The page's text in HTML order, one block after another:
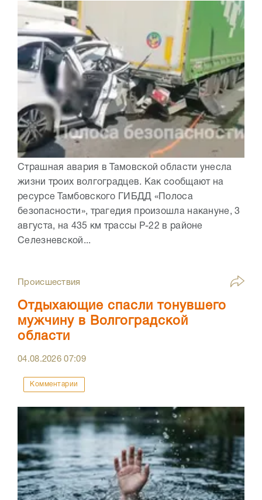
Страшная авария в Тамовской области унесла
жизни троих волгоградцев. Как сообщают на
ресурсе Тамбовского ГИБДД «Полоса
безопасности», трагедия произошла накануне, 3
августа, на 435 км трассы Р-22 в районе
Селезневской...
Происшествия
Отдыхающие спасли тонувшего
мужчину в Волгоградской
области
04.08.202607:09
Комментарии